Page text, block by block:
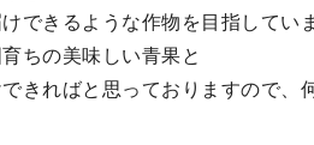
できるような作物を目指してい
ちの美味しい青果と
きればと思っておりますので、